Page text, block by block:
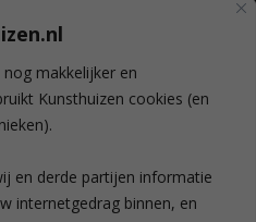
makkelijker en
Kunsthuizen cookies (en
en derde partijen informatie
internetgedrag binnen, en